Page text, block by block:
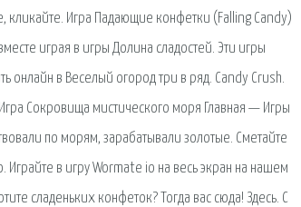
кликайте. Игра Падающие конфетки (Falling Candy)
играя в игры Долина сладостей. Эти игры
онлайн в Веселый огород три в ряд. Candy Crush.
Сокровища мистического моря Главная — Игры
по морям, зарабатывали золотые. Сметайте
Играйте в игру Wormate io на весь экран на нашем
сладеньких конфеток? Тогда вас сюда! Здесь. С